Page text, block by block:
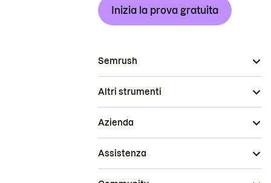
Inizia la prova gratuita
Semrush
Altri strumenti
Azienda
Assistenza